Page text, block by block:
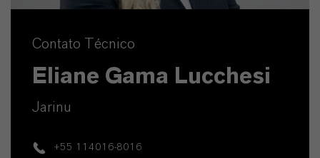
Contato Técnico
Eliane Gama Lucchesi
Jarinu
+55 114016-8016